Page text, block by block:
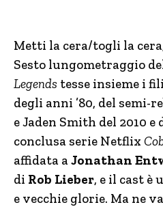
Metti la cera/togli la
Sesto lungometraggio
Legends tesse insieme i
degli anni ’80, del semi-
e Jaden Smith del 2010
conclusa serie Netflix
affidata aJonathan
di Rob Lieber, e il cast è
e vecchie glorie. Ma ne